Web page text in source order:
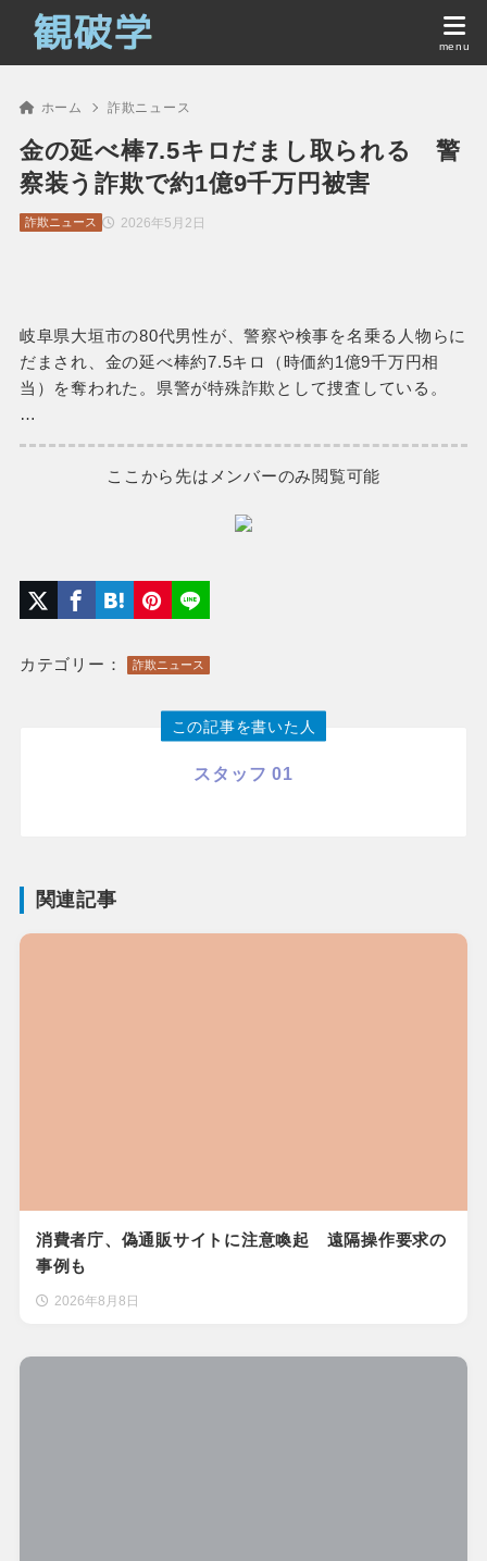
ホーム 詐欺ニュース
金の延べ棒7.5キロだまし取られる 警
察装う詐欺で約1億9千万円被害
2026年5月2日
詐欺ニュース
岐阜県大垣市の80代男性が、警察や検事を名乗る人物らに
だまされ、金の延べ棒約7.5キロ（時価約1億9千万円相
当）を奪われた。県警が特殊詐欺として捜査している。
…
ここから先はメンバーのみ閲覧可能
カテゴリー： 詐欺ニュース
この記事を書いた人
スタッフ 01
関連記事
消費者庁、偽通販サイトに注意喚起 遠隔操作要求の
事例も
2026年8月8日